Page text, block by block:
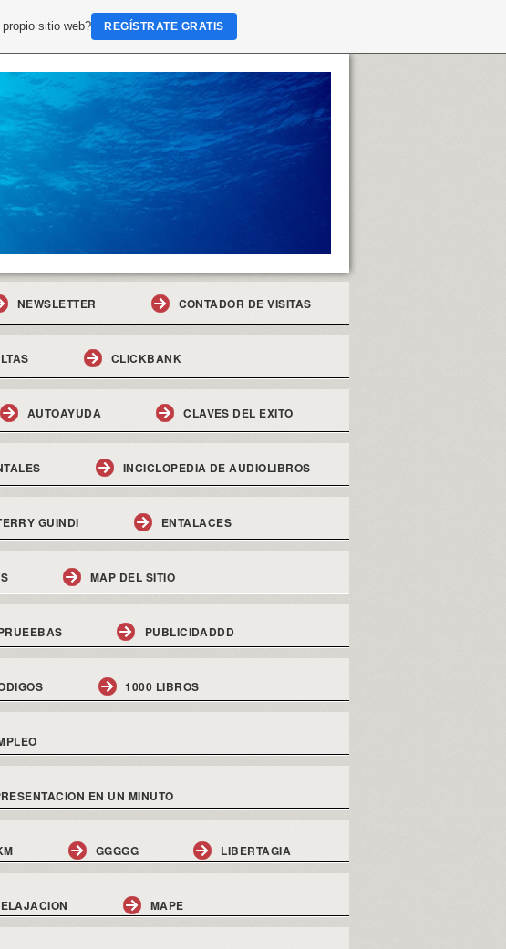
NEWSLETTER CONTADOR DE VISITAS
CLICKBANK
AUTOAYUDA CLAVES DEL EXITO
INCICLOPEDIA DE AUDIOLIBROS
GUINDI ENTALACES
MAP DEL SITIO
PUBLICIDADDD
1000 LIBROS
EN UN MINUTO
GGGGG LIBERTAGIA
MAPE
sitio web? REGÍSTRATE GRATIS